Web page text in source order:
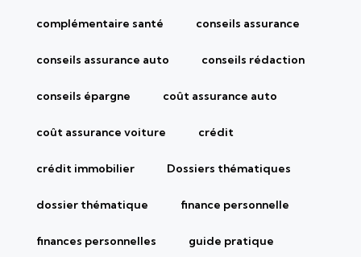
complémentaire santé conseils assurance
conseils assurance auto conseils rédaction
conseils épargne coût assurance auto
coût assurance voiture crédit
crédit immobilier Dossiers thématiques
dossier thématique finance personnelle
finances personnelles guide pratique